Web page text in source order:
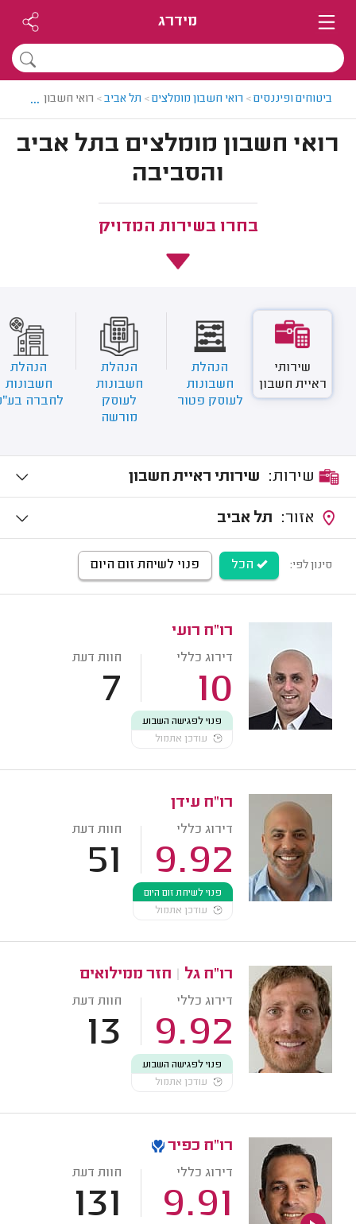
מידרג
ביטוחים ופיננסים> רואי חשבון מומלצים> תל אביב> רואי חשבון בתל
...
רואי חשבון מומלצים בתל אביב
והסביבה
בחרו בשירות המדויק
שירותי
ראיית חשבון
הנהלת
חשבונות
לעוסק פטור
הנהלת
חשבונות
לעוסק
מורשה
הנהלת
חשבונות
לחברה
שירותי ראיית חשבון
תל אביב
סינון לפי: הכל פנוי לשיחת זום היום
רו"ח רועי
דירוג כללי
10
חוות דעת
7
פנוי לפגישה השבוע
עודכן אתמול
רו"ח עידן
דירוג כללי
9.92
חוות דעת
51
פנוי לשיחת זום היום
עודכן אתמול
רו"ח גל חזר ממילואים
דירוג כללי
9.92
חוות דעת
13
פנוי לפגישה השבוע
עודכן אתמול
רו"ח כפיר
דירוג כללי
9.91
חוות דעת
131